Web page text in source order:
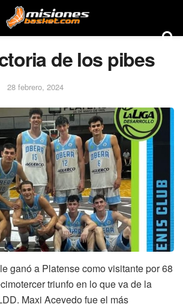
de los pibes
28 febrero, 2024
ganó a Platense como visitante por 68
triunfo en lo que va de la
Maxi Acevedo fue el más